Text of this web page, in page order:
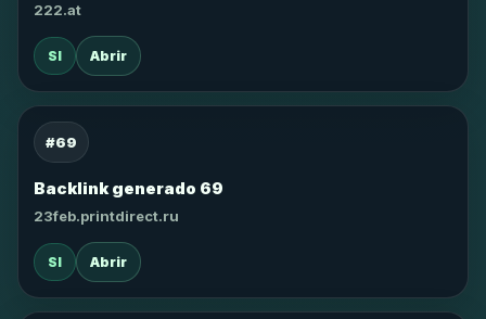
222.at
SI Abrir
#69
Backlink generado 69
23feb.printdirect.ru
SI Abrir